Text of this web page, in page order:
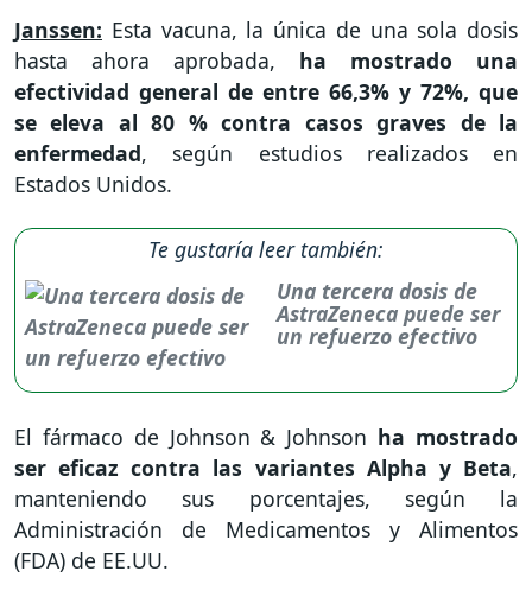
Janssen: Esta vacuna, la única de una sola dosis
hasta ahora aprobada, ha mostrado una
efectividad general de entre 66,3% y 72%, que
se eleva al 80 % contra casos graves de la
enfermedad, según estudios realizados en
Estados Unidos.
Te gustaría leer también:
Una tercera dosis de
AstraZeneca puede ser
un refuerzo efectivo
El fármaco de Johnson & Johnson ha mostrado
ser eficaz contra las variantes Alpha y Beta,
manteniendo sus porcentajes, según la
Administración de Medicamentos y Alimentos
(FDA) de EE.UU.